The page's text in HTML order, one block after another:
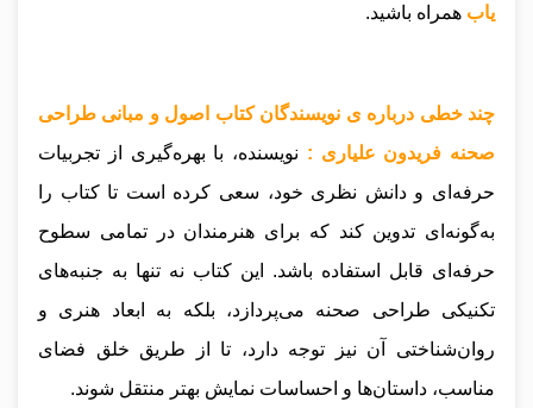
یاب همراه باشید.
چند خطی درباره ی نویسندگان کتاب اصول و مبانی طراحی
صحنه فریدون علیاری : نویسنده، با بهره‌گیری از تجربیات
حرفه‌ای و دانش نظری خود، سعی کرده است تا کتاب را
به‌گونه‌ای تدوین کند که برای هنرمندان در تمامی سطوح
حرفه‌ای قابل استفاده باشد. این کتاب نه تنها به جنبه‌های
تکنیکی طراحی صحنه می‌پردازد، بلکه به ابعاد هنری و
روان‌شناختی آن نیز توجه دارد، تا از طریق خلق فضای
مناسب، داستان‌ها و احساسات نمایش بهتر منتقل شوند.